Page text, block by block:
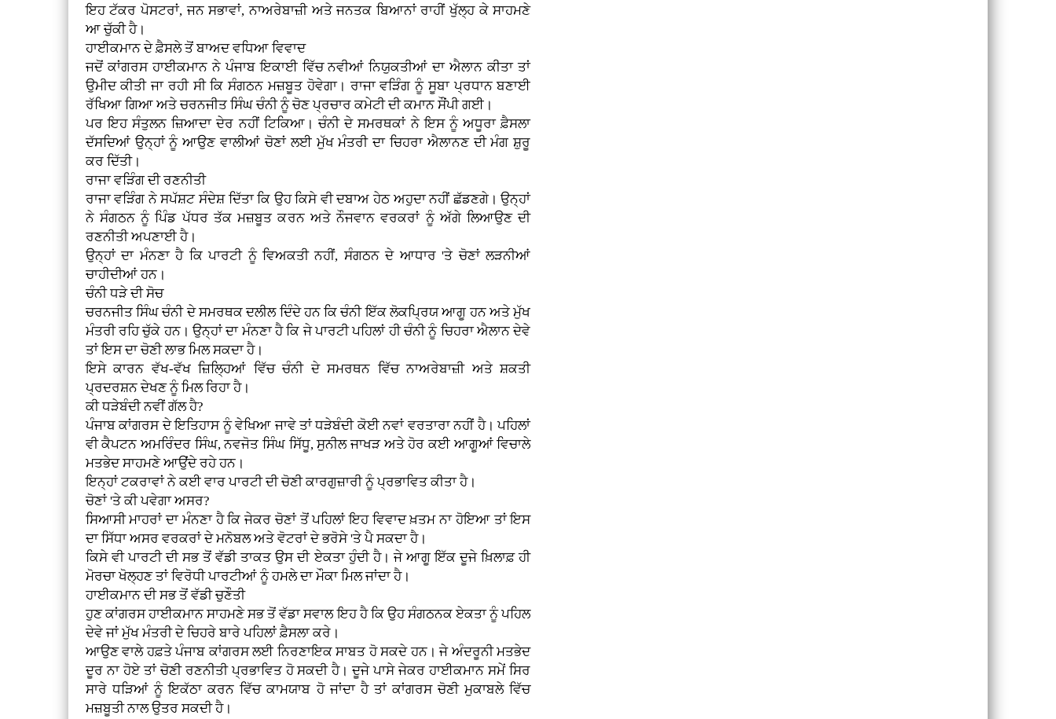
ਇਹ ਟੱਕਰ ਪੋਸਟਰਾਂ, ਜਨ ਸਭਾਵਾਂ, ਨਾਅਰੇਬਾਜ਼ੀ ਅਤੇ ਜਨਤਕ ਬਿਆਨਾਂ ਰਾਹੀਂ ਖੁੱਲ੍ਹ ਕੇ ਸਾਹਮਣੇ
ਆ ਚੁੱਕੀ ਹੈ।
ਹਾਈਕਮਾਨ ਦੇ ਫ਼ੈਸਲੇ ਤੋਂ ਬਾਅਦ ਵਧਿਆ ਵਿਵਾਦ
ਜਦੋਂ ਕਾਂਗਰਸ ਹਾਈਕਮਾਨ ਨੇ ਪੰਜਾਬ ਇਕਾਈ ਵਿੱਚ ਨਵੀਆਂ ਨਿਯੁਕਤੀਆਂ ਦਾ ਐਲਾਨ ਕੀਤਾ ਤਾਂ
ਉਮੀਦ ਕੀਤੀ ਜਾ ਰਹੀ ਸੀ ਕਿ ਸੰਗਠਨ ਮਜ਼ਬੂਤ ਹੋਵੇਗਾ। ਰਾਜਾ ਵੜਿੰਗ ਨੂੰ ਸੂਬਾ ਪ੍ਰਧਾਨ ਬਣਾਈ
ਰੱਖਿਆ ਗਿਆ ਅਤੇ ਚਰਨਜੀਤ ਸਿੰਘ ਚੰਨੀ ਨੂੰ ਚੋਣ ਪ੍ਰਚਾਰ ਕਮੇਟੀ ਦੀ ਕਮਾਨ ਸੌਂਪੀ ਗਈ।
ਪਰ ਇਹ ਸੰਤੁਲਨ ਜ਼ਿਆਦਾ ਦੇਰ ਨਹੀਂ ਟਿਕਿਆ। ਚੰਨੀ ਦੇ ਸਮਰਥਕਾਂ ਨੇ ਇਸ ਨੂੰ ਅਧੂਰਾ ਫ਼ੈਸਲਾ
ਦੱਸਦਿਆਂ ਉਨ੍ਹਾਂ ਨੂੰ ਆਉਣ ਵਾਲੀਆਂ ਚੋਣਾਂ ਲਈ ਮੁੱਖ ਮੰਤਰੀ ਦਾ ਚਿਹਰਾ ਐਲਾਨਣ ਦੀ ਮੰਗ ਸ਼ੁਰੂ
ਕਰ ਦਿੱਤੀ।
ਰਾਜਾ ਵੜਿੰਗ ਦੀ ਰਣਨੀਤੀ
ਰਾਜਾ ਵੜਿੰਗ ਨੇ ਸਪੱਸ਼ਟ ਸੰਦੇਸ਼ ਦਿੱਤਾ ਕਿ ਉਹ ਕਿਸੇ ਵੀ ਦਬਾਅ ਹੇਠ ਅਹੁਦਾ ਨਹੀਂ ਛੱਡਣਗੇ। ਉਨ੍ਹਾਂ
ਨੇ ਸੰਗਠਨ ਨੂੰ ਪਿੰਡ ਪੱਧਰ ਤੱਕ ਮਜ਼ਬੂਤ ਕਰਨ ਅਤੇ ਨੌਜਵਾਨ ਵਰਕਰਾਂ ਨੂੰ ਅੱਗੇ ਲਿਆਉਣ ਦੀ
ਰਣਨੀਤੀ ਅਪਣਾਈ ਹੈ।
ਉਨ੍ਹਾਂ ਦਾ ਮੰਨਣਾ ਹੈ ਕਿ ਪਾਰਟੀ ਨੂੰ ਵਿਅਕਤੀ ਨਹੀਂ, ਸੰਗਠਨ ਦੇ ਆਧਾਰ 'ਤੇ ਚੋਣਾਂ ਲੜਨੀਆਂ
ਚਾਹੀਦੀਆਂ ਹਨ।
ਚੰਨੀ ਧੜੇ ਦੀ ਸੋਚ
ਚਰਨਜੀਤ ਸਿੰਘ ਚੰਨੀ ਦੇ ਸਮਰਥਕ ਦਲੀਲ ਦਿੰਦੇ ਹਨ ਕਿ ਚੰਨੀ ਇੱਕ ਲੋਕਪ੍ਰਿਯ ਆਗੂ ਹਨ ਅਤੇ ਮੁੱਖ
ਮੰਤਰੀ ਰਹਿ ਚੁੱਕੇ ਹਨ। ਉਨ੍ਹਾਂ ਦਾ ਮੰਨਣਾ ਹੈ ਕਿ ਜੇ ਪਾਰਟੀ ਪਹਿਲਾਂ ਹੀ ਚੰਨੀ ਨੂੰ ਚਿਹਰਾ ਐਲਾਨ ਦੇਵੇ
ਤਾਂ ਇਸ ਦਾ ਚੋਣੀ ਲਾਭ ਮਿਲ ਸਕਦਾ ਹੈ।
ਇਸੇ ਕਾਰਨ ਵੱਖ-ਵੱਖ ਜ਼ਿਲ੍ਹਿਆਂ ਵਿੱਚ ਚੰਨੀ ਦੇ ਸਮਰਥਨ ਵਿੱਚ ਨਾਅਰੇਬਾਜ਼ੀ ਅਤੇ ਸ਼ਕਤੀ
ਪ੍ਰਦਰਸ਼ਨ ਦੇਖਣ ਨੂੰ ਮਿਲ ਰਿਹਾ ਹੈ।
ਕੀ ਧੜੇਬੰਦੀ ਨਵੀਂ ਗੱਲ ਹੈ?
ਪੰਜਾਬ ਕਾਂਗਰਸ ਦੇ ਇਤਿਹਾਸ ਨੂੰ ਵੇਖਿਆ ਜਾਵੇ ਤਾਂ ਧੜੇਬੰਦੀ ਕੋਈ ਨਵਾਂ ਵਰਤਾਰਾ ਨਹੀਂ ਹੈ। ਪਹਿਲਾਂ
ਵੀ ਕੈਪਟਨ ਅਮਰਿੰਦਰ ਸਿੰਘ, ਨਵਜੋਤ ਸਿੰਘ ਸਿੱਧੂ, ਸੁਨੀਲ ਜਾਖੜ ਅਤੇ ਹੋਰ ਕਈ ਆਗੂਆਂ ਵਿਚਾਲੇ
ਮਤਭੇਦ ਸਾਹਮਣੇ ਆਉਂਦੇ ਰਹੇ ਹਨ।
ਇਨ੍ਹਾਂ ਟਕਰਾਵਾਂ ਨੇ ਕਈ ਵਾਰ ਪਾਰਟੀ ਦੀ ਚੋਣੀ ਕਾਰਗੁਜ਼ਾਰੀ ਨੂੰ ਪ੍ਰਭਾਵਿਤ ਕੀਤਾ ਹੈ।
ਚੋਣਾਂ 'ਤੇ ਕੀ ਪਵੇਗਾ ਅਸਰ?
ਸਿਆਸੀ ਮਾਹਰਾਂ ਦਾ ਮੰਨਣਾ ਹੈ ਕਿ ਜੇਕਰ ਚੋਣਾਂ ਤੋਂ ਪਹਿਲਾਂ ਇਹ ਵਿਵਾਦ ਖ਼ਤਮ ਨਾ ਹੋਇਆ ਤਾਂ ਇਸ
ਦਾ ਸਿੱਧਾ ਅਸਰ ਵਰਕਰਾਂ ਦੇ ਮਨੋਬਲ ਅਤੇ ਵੋਟਰਾਂ ਦੇ ਭਰੋਸੇ 'ਤੇ ਪੈ ਸਕਦਾ ਹੈ।
ਕਿਸੇ ਵੀ ਪਾਰਟੀ ਦੀ ਸਭ ਤੋਂ ਵੱਡੀ ਤਾਕਤ ਉਸ ਦੀ ਏਕਤਾ ਹੁੰਦੀ ਹੈ। ਜੇ ਆਗੂ ਇੱਕ ਦੂਜੇ ਖ਼ਿਲਾਫ਼ ਹੀ
ਮੋਰਚਾ ਖੋਲ੍ਹਣ ਤਾਂ ਵਿਰੋਧੀ ਪਾਰਟੀਆਂ ਨੂੰ ਹਮਲੇ ਦਾ ਮੌਕਾ ਮਿਲ ਜਾਂਦਾ ਹੈ।
ਹਾਈਕਮਾਨ ਦੀ ਸਭ ਤੋਂ ਵੱਡੀ ਚੁਣੌਤੀ
ਹੁਣ ਕਾਂਗਰਸ ਹਾਈਕਮਾਨ ਸਾਹਮਣੇ ਸਭ ਤੋਂ ਵੱਡਾ ਸਵਾਲ ਇਹ ਹੈ ਕਿ ਉਹ ਸੰਗਠਨਕ ਏਕਤਾ ਨੂੰ ਪਹਿਲ
ਦੇਵੇ ਜਾਂ ਮੁੱਖ ਮੰਤਰੀ ਦੇ ਚਿਹਰੇ ਬਾਰੇ ਪਹਿਲਾਂ ਫ਼ੈਸਲਾ ਕਰੇ।
ਆਉਣ ਵਾਲੇ ਹਫ਼ਤੇ ਪੰਜਾਬ ਕਾਂਗਰਸ ਲਈ ਨਿਰਣਾਇਕ ਸਾਬਤ ਹੋ ਸਕਦੇ ਹਨ। ਜੇ ਅੰਦਰੂਨੀ ਮਤਭੇਦ
ਦੂਰ ਨਾ ਹੋਏ ਤਾਂ ਚੋਣੀ ਰਣਨੀਤੀ ਪ੍ਰਭਾਵਿਤ ਹੋ ਸਕਦੀ ਹੈ। ਦੂਜੇ ਪਾਸੇ ਜੇਕਰ ਹਾਈਕਮਾਨ ਸਮੇਂ ਸਿਰ
ਸਾਰੇ ਧੜਿਆਂ ਨੂੰ ਇਕੱਠਾ ਕਰਨ ਵਿੱਚ ਕਾਮਯਾਬ ਹੋ ਜਾਂਦਾ ਹੈ ਤਾਂ ਕਾਂਗਰਸ ਚੋਣੀ ਮੁਕਾਬਲੇ ਵਿੱਚ
ਮਜ਼ਬੂਤੀ ਨਾਲ ਉਤਰ ਸਕਦੀ ਹੈ।